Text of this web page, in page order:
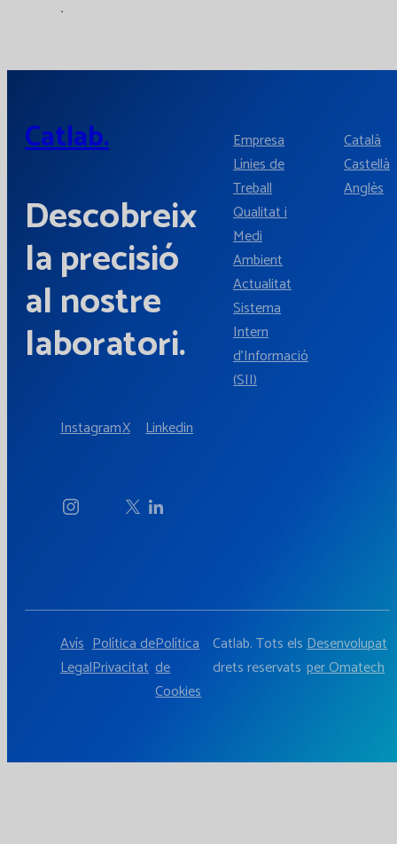
Catlab.
Descobreix
la precisió
al nostre
laboratori.
InstagramX Linkedin
Empresa
Línies de
Treball
Qualitat i
Medi
Ambient
Actualitat
Sistema
Intern
d'Informació
(SII)
Català
Castellà
Anglès
Avís
Legal
Política de
Privacitat
Política
de
Cookies
Catlab. Tots els
drets reservats
Desenvolupat
per Omatech